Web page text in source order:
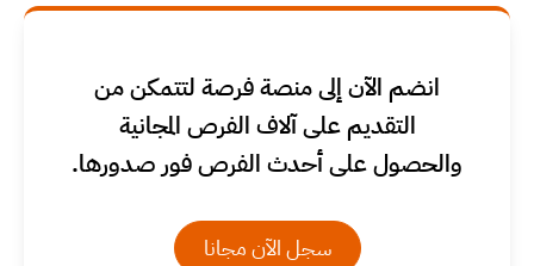
انضم الآن إلى منصة فرصة لتتمكن من
التقديم على آلاف الفرص المجانية
والحصول على أحدث الفرص فور صدورها.
سجل الآن مجانا